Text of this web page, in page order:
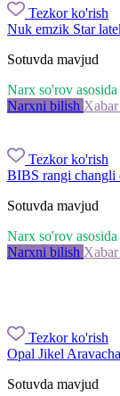
Tezkor ko'rish
Nuk emzik Star
Sotuvda mavjud
Narx so'rov asosida
Narxni bilish
Tezkor ko'rish
BIBS rangi changli
Sotuvda mavjud
Narx so'rov asosida
Narxni bilish
Tezkor ko'rish
Opal Jikel
Sotuvda mavjud